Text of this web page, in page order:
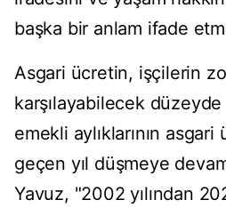
başka bir anlam ifade
Asgari ücretin, işçilerin
karşılayabilecek düzeyde
emekli aylıklarının
geçen yıl düşmeye
Yavuz, "2002 yılından